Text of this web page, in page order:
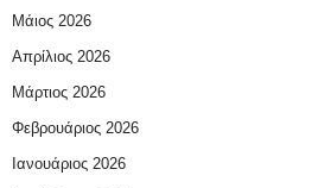
Μάιος 2026
Απρίλιος 2026
Μάρτιος 2026
Φεβρουάριος 2026
Ιανουάριος 2026